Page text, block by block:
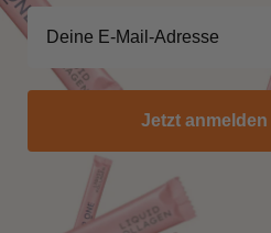
Jetzt